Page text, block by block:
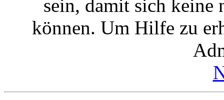
sein, damit sich keine
können. Um Hilfe zu